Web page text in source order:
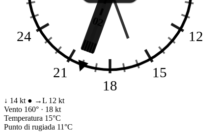
12
15
18
21
24
02
↓ 14 kt ● →L 12 kt
Vento 160° · 18 kt
Temperatura 15°C
Punto di rugiada 11°C